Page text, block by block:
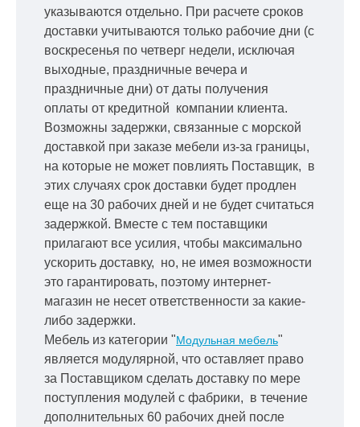
указываются отдельно. При расчете сроков
доставки учитываются только рабочие дни (с
воскресенья по четверг недели, исключая
выходные, праздничные вечера и
праздничные дни) от даты получения
оплаты от кредитной компании клиента.
Возможны задержки, связанные с морской
доставкой при заказе мебели из-за границы,
на которые не может повлиять Поставщик, в
этих случаях срок доставки будет продлен
еще на 30 рабочих дней и не будет считаться
задержкой. Вместе с тем поставщики
прилагают все усилия, чтобы максимально
ускорить доставку, но, не имея возможности
это гарантировать, поэтому интернет-
магазин не несет ответственности за какие-
либо задержки.
Мебель из категории "Модульная мебель"
является модулярной, что оставляет право
за Поставщиком сделать доставку по мере
поступления модулей с фабрики, в течение
дополнительных 60 рабочих дней после